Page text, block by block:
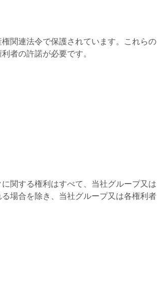
関連法令で保護されています。これらの
者の許諾が必要です。
関する権利はすべて、当社グループ又は
場合を除き、当社グループ又は各権利者